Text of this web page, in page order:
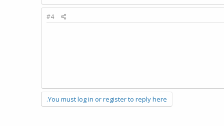
#4
You must log in or register to reply here.